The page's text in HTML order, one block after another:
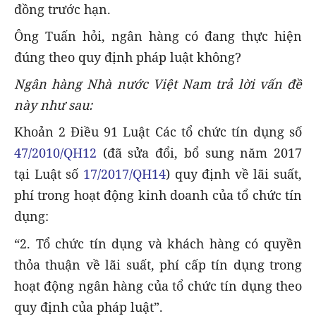
đồng trước hạn.
Ông Tuấn hỏi, ngân hàng có đang thực hiện
đúng theo quy định pháp luật không?
Ngân hàng Nhà nước Việt Nam trả lời vấn đề
này như sau:
Khoản 2 Điều 91 Luật Các tổ chức tín dụng số
47/2010/QH12 (đã sửa đổi, bổ sung năm 2017
tại Luật số 17/2017/QH14) quy định về lãi suất,
phí trong hoạt động kinh doanh của tổ chức tín
dụng:
“2. Tổ chức tín dụng và khách hàng có quyền
thỏa thuận về lãi suất, phí cấp tín dụng trong
hoạt động ngân hàng của tổ chức tín dụng theo
quy định của pháp luật”.